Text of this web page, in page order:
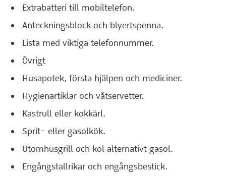
Extrabatteri till mobiltelefon.
Anteckningsblock och blyertspenna.
Lista med viktiga telefonnummer.
Övrigt
Husapotek, första hjälpen och mediciner.
Hygienartiklar och våtservetter.
Kastrull eller kokkärl.
Sprit- eller gasolkök.
Utomhusgrill och kol alternativt gasol.
Engångstallrikar och engångsbestick.